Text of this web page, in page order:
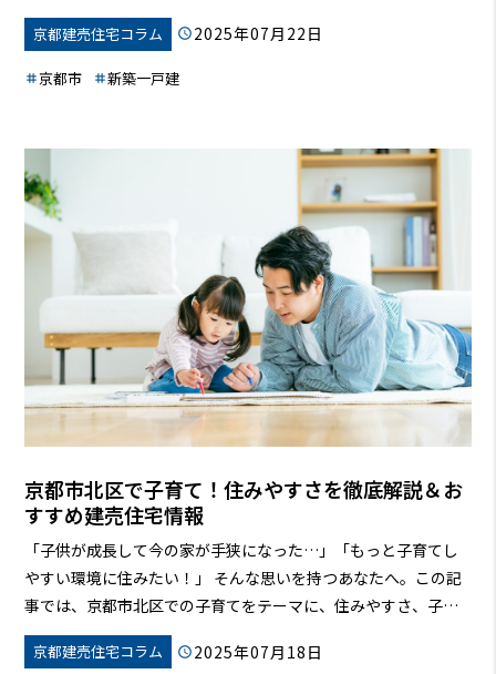
思い出を育む場所となります。しかし、
トなの？」「住宅ローンは？」「京都市って子育てしやす
い？」など、様々な疑問や不安があるはずです。
画、子育てしやすい地域情報など、役立つ情報を詳しく解説し
ます。この記事を読めば、あなたも安心してマイホーム購入へ
の第一歩を踏み出せるはずです。
京都建売住宅コラム 2025年07月22日
京都市 新築一戸建
京都市北区で子育て！住みやすさを徹底解説＆お
すすめ建売住宅情報
「子供が成長して今の家が手狭になった…」「もっと子育てし
やすい環境に住みたい！」
そんな思いを持つあなたへ。この記
事では、京都市北区での子育てをテーマに、住みやすさ、子育
て支援、おすすめのエリア、そして建売住宅の情報まで、徹底
的に解説します。京都市北区で理想のマイホームを見つけ、お
京都建売住宅コラム 2025年07月18日